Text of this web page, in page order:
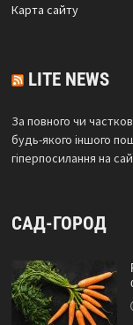
Карта сайтy
LITE NEWS
За повного чи
будь-якого іншого
гіперпосилання на
САД-ГОРОД